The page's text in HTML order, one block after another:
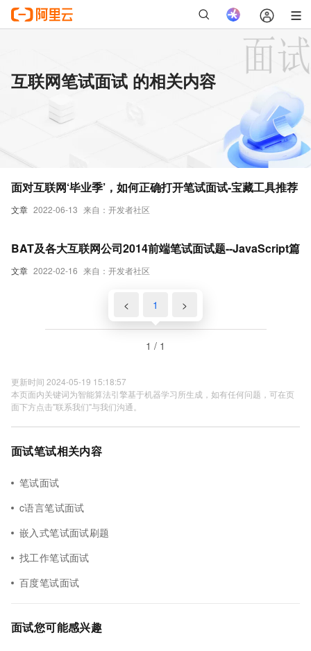
互联网笔试面试 的相关内容
文章 2022-06-13 来自：开发者社区
面对互联网‘毕业季’，如何正确打开笔试面试-宝藏工具推荐
文章 2022-02-16 来自：开发者社区
BAT及各大互联网公司2014前端笔试面试题--JavaScript篇
< 1 >
1 / 1
更新时间 2024-05-19 15:18:57
本页面内关键词为智能算法引擎基于机器学习所生成，如有任何问题，可在页
面下方点击"联系我们"与我们沟通。
面试笔试相关内容
笔试面试
c语言笔试面试
嵌入式笔试面试刷题
找工作笔试面试
百度笔试面试
面试您可能感兴趣